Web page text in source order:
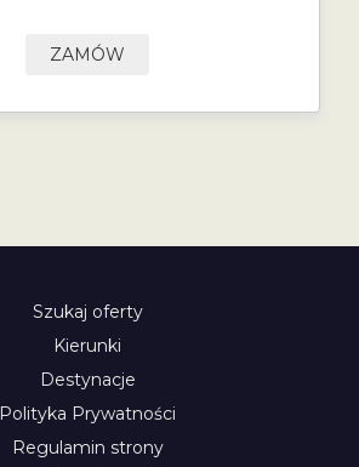
ZAMÓW
Szukaj oferty
Kierunki
Destynacje
Polityka Prywatności
Regulamin strony